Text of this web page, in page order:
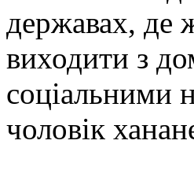
державах, де
виходити з
соціальними
чоловік